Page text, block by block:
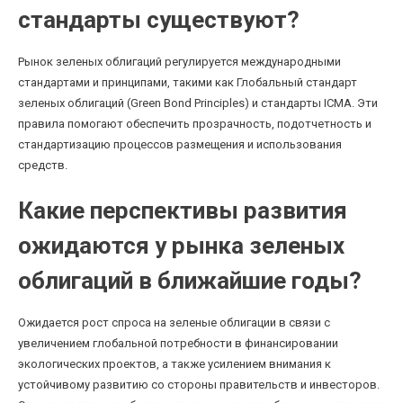
стандарты существуют?
Рынок зеленых облигаций регулируется международными
стандартами и принципами, такими как Глобальный стандарт
зеленых облигаций (Green Bond Principles) и стандарты ICMA. Эти
правила помогают обеспечить прозрачность, подотчетность и
стандартизацию процессов размещения и использования
средств.
Какие перспективы развития
ожидаются у рынка зеленых
облигаций в ближайшие годы?
Ожидается рост спроса на зеленые облигации в связи с
увеличением глобальной потребности в финансировании
экологических проектов, а также усилением внимания к
устойчивому развитию со стороны правительств и инвесторов.